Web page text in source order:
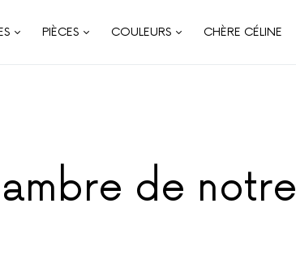
PIÈCES COULEURS CHÈRE CÉLINE
de notre